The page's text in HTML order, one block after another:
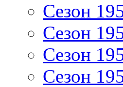
Сезон
Сезон
Сезон
Сезон